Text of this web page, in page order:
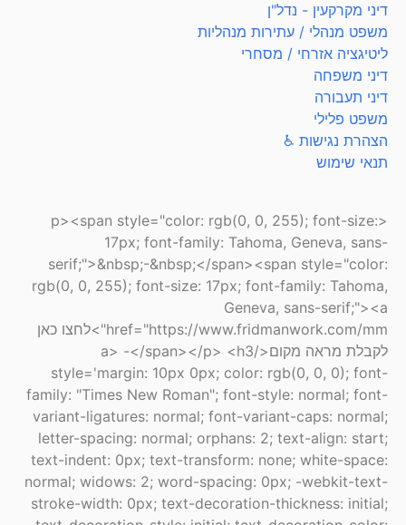
דיני מקרקעין - נדל"ן
משפט מנהלי / עתירות מנהליות
ליטיגציה אזרחי / מסחרי
דיני משפחה
דיני תעבורה
משפט פלילי
הצהרת נגישות ♿
תנאי שימוש
<p><span style="color: rgb(0, 0, 255); font-size:
17px; font-family: Tahoma, Geneva, sans-
serif;">&nbsp;-&nbsp;</span><span style="color:
rgb(0, 0, 255); font-size: 17px; font-family: Tahoma,
Geneva, sans-serif;"><a
href="https://www.fridmanwork.com/mm">לחצו כאן
לקבלת מראה מקום</a> -</span></p> <h3
style='margin: 10px 0px; color: rgb(0, 0, 0); font-
family: "Times New Roman"; font-style: normal; font-
variant-ligatures: normal; font-variant-caps: normal;
letter-spacing: normal; orphans: 2; text-align: start;
text-indent: 0px; text-transform: none; white-space:
normal; widows: 2; word-spacing: 0px; -webkit-text-
stroke-width: 0px; text-decoration-thickness: initial;